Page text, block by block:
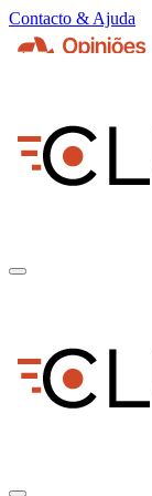
Contacto & Ajuda